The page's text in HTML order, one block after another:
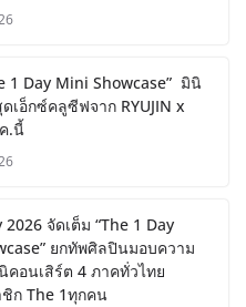
1 Day Mini Showcase” มินิ
เอ็กซ์คลูซีฟจาก RYUJIN x
.นี้
2026 จัดเต็ม “The 1 Day
ยกทัพศิลปินมอบความ
คอนเสิร์ต 4 ภาคทั่วไทย
ชิก The 1ทุกคน